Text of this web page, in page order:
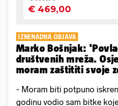
IZNENADNA OBJAVA
Marko Bošnjak:
društvenih mreža.
moram zaštititi svoje
- Moram biti potpuno
godinu vodio sam bitke